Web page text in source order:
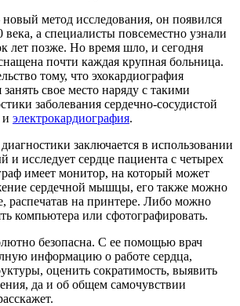
метод исследования, он появился
а специалисты повсеместно узнали
лет позже. Но время шло, и сегодня
почти каждая крупная больница.
тому, что эхокардиография
свое место наряду с такими
заболевания сердечно-сосудистой
и электрокардиография.
заключается в использовании
и исследует сердце пациента с четырех
имеет монитор, на который может
сердечной мышцы, его также можно
распечатав на принтере. Либо можно
компьютера или сфотографировать.
безопасна. С ее помощью врач
информацию о работе сердца,
оценить сократимость, выявить
да и об общем самочувствии